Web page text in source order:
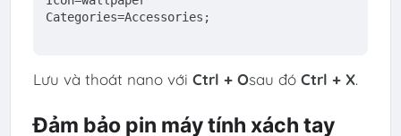
Categories=Accessories;
Lưu và thoát nano với Ctrl + Osau đó Ctrl + X.
Đảm bảo pin máy tính xách tay